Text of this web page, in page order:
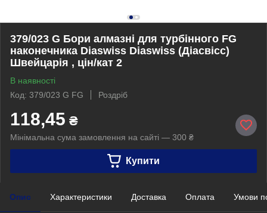
379/023 G Бори алмазні для турбінного FG
наконечника Diaswiss Diaswiss (Діасвісс)
Швейцарія , цін/кат 2
В наявності
Код: 379/023 G FG
Роздріб
118,45 ₴
Мінімальна сума замовлення на сайті — 300 ₴
Купити
Опис Характеристики Доставка Оплата Умови